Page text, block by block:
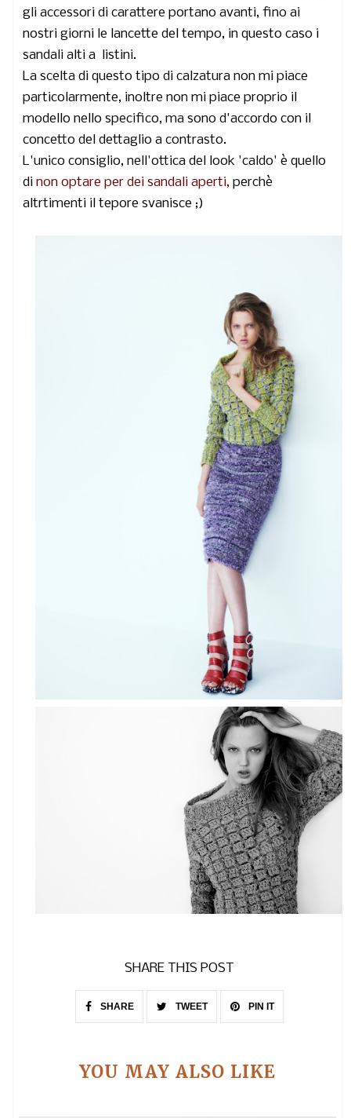
gli accessori di carattere portano avanti, fino ai
nostri giorni le lancette del tempo, in questo caso i
sandali alti a listini.
La scelta di questo tipo di calzatura non mi piace
particolarmente, inoltre non mi piace proprio il
modello nello specifico, ma sono d'accordo con il
concetto del dettaglio a contrasto.
L'unico consiglio, nell'ottica del look 'caldo' è quello
di non optare per dei sandali aperti,perchè
altrtimenti il tepore svanisce ;)
SHARE THIS POST
SHARE TWEET PIN IT
YOU MAY ALSO LIKE